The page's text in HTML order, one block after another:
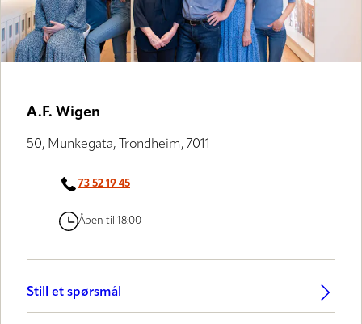
A.F. Wigen
50, Munkegata, Trondheim, 7011
73 52 19 45
Åpen til 18:00
Still et spørsmål